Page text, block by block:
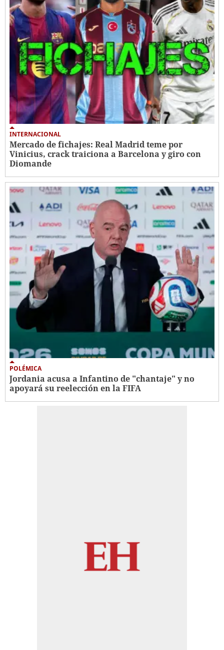
INTERNACIONAL
Mercado de fichajes: Real Madrid teme por
Vinicius, crack traiciona a Barcelona y giro con
Diomande
POLÉMICA
Jordania acusa a Infantino de "chantaje" y no
apoyará su reelección en la FIFA